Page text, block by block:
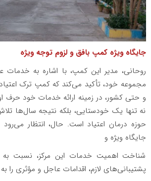
جایگاه ویژه کمپ بافق و لزوم توجه ویژه
روحانی، مدیر این کمپ، با اشاره به خدمات
مجموعه خود، تأکید می‌کند که کمپ ترک
و حتی کشور، در زمینه ارائه خدمات خود حرف
نه تنها یک خودستایی، بلکه نتیجه سال‌ها
حوزه درمان اعتیاد است. حال، انتظار
جایگاه ویژه و
شناخت اهمیت خدمات این مرکز، نسبت به
پشتیبانی‌های لازم، اقدامات عاجل و مؤثری را